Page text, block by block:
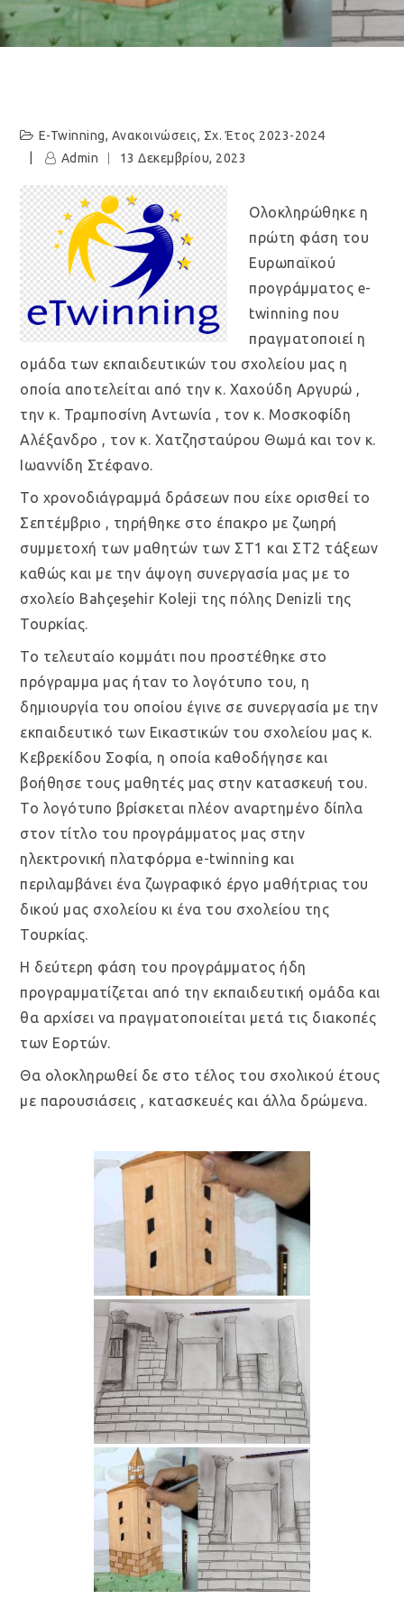
E-Twinning, Ανακοινώσεις, Σχ. Έτος 2023-2024
Admin
13 Δεκεμβρίου, 2023
Ολοκληρώθηκε η
πρώτη φάση του
Ευρωπαϊκού
προγράμματος e-
twinning που
πραγματοποιεί η
ομάδα των εκπαιδευτικών του σχολείου μας η
οποία αποτελείται από την κ. Χαχούδη Αργυρώ ,
την κ. Τραμποσίνη Αντωνία , τον κ. Μοσκοφίδη
Αλέξανδρο , τον κ. Χατζησταύρου Θωμά και τον κ.
Ιωαννίδη Στέφανο.
Το χρονοδιάγραμμά δράσεων που είχε ορισθεί το
Σεπτέμβριο , τηρήθηκε στο έπακρο με ζωηρή
συμμετοχή των μαθητών των ΣΤ1 και ΣΤ2 τάξεων
καθώς και με την άψογη συνεργασία μας με το
σχολείο Bahçeşehir Koleji της πόλης Denizli της
Τουρκίας.
Το τελευταίο κομμάτι που προστέθηκε στο
πρόγραμμα μας ήταν το λογότυπο του, η
δημιουργία του οποίου έγινε σε συνεργασία με την
εκπαιδευτικό των Εικαστικών του σχολείου μας κ.
Κεβρεκίδου Σοφία, η οποία καθοδήγησε και
βοήθησε τους μαθητές μας στην κατασκευή του.
Το λογότυπο βρίσκεται πλέον αναρτημένο δίπλα
στον τίτλο του προγράμματος μας στην
ηλεκτρονική πλατφόρμα e-twinning και
περιλαμβάνει ένα ζωγραφικό έργο μαθήτριας του
δικού μας σχολείου κι ένα του σχολείου της
Τουρκίας.
Η δεύτερη φάση του προγράμματος ήδη
προγραμματίζεται από την εκπαιδευτική ομάδα και
θα αρχίσει να πραγματοποιείται μετά τις διακοπές
των Εορτών.
Θα ολοκληρωθεί δε στο τέλος του σχολικού έτους
με παρουσιάσεις , κατασκευές και άλλα δρώμενα.